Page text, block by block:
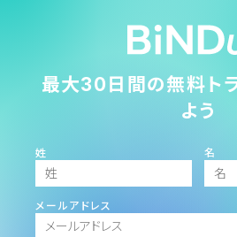
最大30日間の無料ト
よう
姓 名
メールアドレス